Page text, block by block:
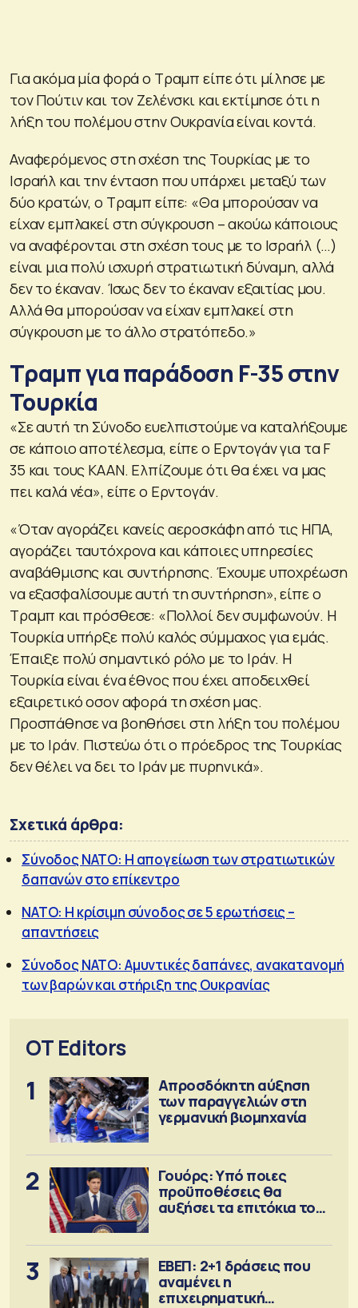
Για ακόμα μία φορά ο Τραμπ είπε ότι μίλησε με
τον Πούτιν και τον Ζελένσκι και εκτίμησε ότι η
λήξη του πολέμου στην Ουκρανία είναι κοντά.
Αναφερόμενος στη σχέση της Τουρκίας με το
Ισραήλ και την ένταση που υπάρχει μεταξύ των
δύο κρατών, ο Τραμπ είπε: «Θα μπορούσαν να
είχαν εμπλακεί στη σύγκρουση – ακούω κάποιους
να αναφέρονται στη σχέση τους με το Ισραήλ (…)
είναι μια πολύ ισχυρή στρατιωτική δύναμη, αλλά
δεν το έκαναν. Ίσως δεν το έκαναν εξαιτίας μου.
Αλλά θα μπορούσαν να είχαν εμπλακεί στη
σύγκρουση με το άλλο στρατόπεδο.»
Τραμπ για παράδοση F-35 στην
Τουρκία
«Σε αυτή τη Σύνοδο ευελπιστούμε να καταλήξουμε
σε κάποιο αποτέλεσμα, είπε ο Ερντογάν για τα F
35 και τους ΚΑΑΝ. Ελπίζουμε ότι θα έχει να μας
πει καλά νέα», είπε ο Ερντογάν.
«Όταν αγοράζει κανείς αεροσκάφη από τις ΗΠΑ,
αγοράζει ταυτόχρονα και κάποιες υπηρεσίες
αναβάθμισης και συντήρησης. Έχουμε υποχρέωση
να εξασφαλίσουμε αυτή τη συντήρηση», είπε ο
Τραμπ και πρόσθεσε: «Πολλοί δεν συμφωνούν. Η
Τουρκία υπήρξε πολύ καλός σύμμαχος για εμάς.
Έπαιξε πολύ σημαντικό ρόλο με το Ιράν. Η
Τουρκία είναι ένα έθνος που έχει αποδειχθεί
εξαιρετικό οσον αφορά τη σχέση μας.
Προσπάθησε να βοηθήσει στη λήξη του πολέμου
με το Ιράν. Πιστεύω ότι ο πρόεδρος της Τουρκίας
δεν θέλει να δει το Ιράν με πυρηνικά».
Σχετικά άρθρα:
Σύνοδος ΝΑΤΟ: Η απογείωση των στρατιωτικών
δαπανών στο επίκεντρο
ΝΑΤΟ: Η κρίσιμη σύνοδος σε 5 ερωτήσεις –
απαντήσεις
Σύνοδος ΝΑΤΟ: Αμυντικές δαπάνες, ανακατανομή
των βαρών και στήριξη της Ουκρανίας
OT Editors
1
Απροσδόκητη αύξηση
των παραγγελιών στη
γερμανική βιομηχανία
2
Γουόρς: Υπό ποιες
προϋποθέσεις θα
αυξήσει τα επιτόκια τον
3
ΕΒΕΠ: 2+1 δράσεις που
αναμένει η
επιχειρηματική